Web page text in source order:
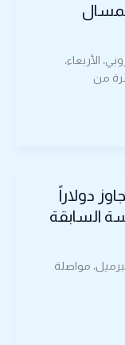
الأربعاء،
من
دولاراً
السابقة
مواصلة